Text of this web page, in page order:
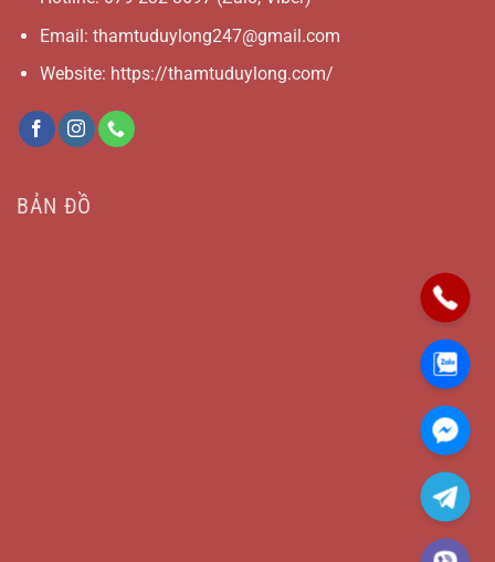
Email: thamtuduylong247@gmail.com
Website: https://thamtuduylong.com/
BẢN ĐỒ